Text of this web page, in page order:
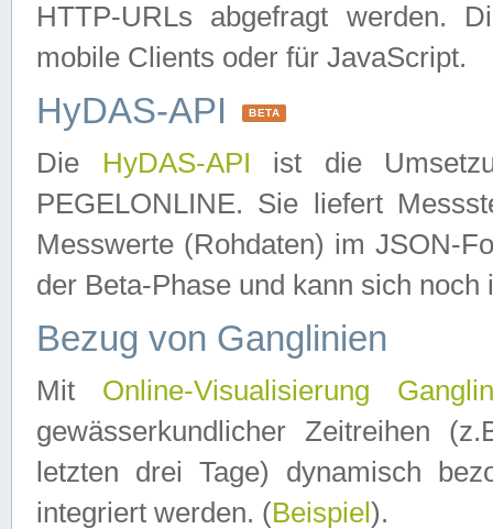
HTTP-URLs abgefragt werden.
mobile Clients oder für JavaScript.
HyDAS-API BETA
Die HyDAS-API ist die
PEGELONLINE. Sie liefert
Messwerte (Rohdaten) im JSON-
der Beta-Phase und kann sich noch
Bezug von Ganglinien
Mit Online-Visualisierung
gewässerkundlicher Zeitreihen
letzten drei Tage) dynamisch
integriert werden. (Beispiel ).